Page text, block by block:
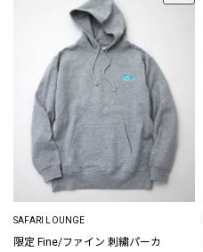
SAFARI LOUNGE
限定 Fine/ファイン 刺繍パーカ